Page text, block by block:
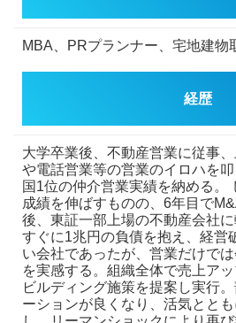
MBA、PRプランナー、宅地建物
経歴
大学卒業後、不動産営業に従事
や電話営業等の営業のイロハを
国1位の仲介営業実績を納める。
成績を伸ばすものの、6年目で
後、東証一部上場の不動産会社
すぐに1兆円の負債を抱え、経営
い会社であったが、営業だけで
を実感する。組織全体で売上ア
ビルディング施策を提案し実行
ーションが良くなり、活気ととも